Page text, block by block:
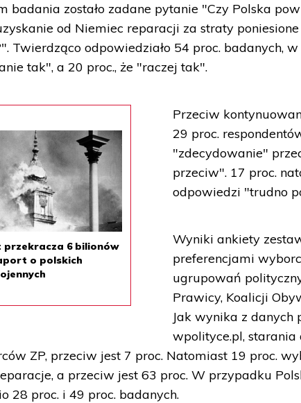
badania zostało zadane pytanie "Czy Polska
od Niemiec reparacji za straty
Twierdząco odpowiedziało 54 proc. badanych, w
tak", a 20 proc., że "raczej tak".
przekracza 6 bilionów
o polskich
Przeciw
29 proc.
"zdecydowanie"
przeciw". 17 proc.
odpowiedzi "trudno
Wyniki ankiety
preferencjami
ugrupowań
Prawicy, Koalicji
Jak wynika z danych
wpolityce.pl,
ZP, przeciw jest 7 proc. Natomiast 19 proc.
a przeciw jest 63 proc. W przypadku
28 proc. i 49 proc. badanych.